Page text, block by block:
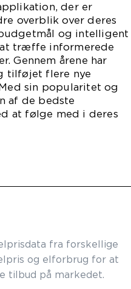
der er
overblik over deres
og intelligent
træffe informerede
Gennem årene har
tilføjet flere nye
sin popularitet og
af de bedste
at følge med i deres
fra forskellige
og elforbrug for at
tilbud på markedet.